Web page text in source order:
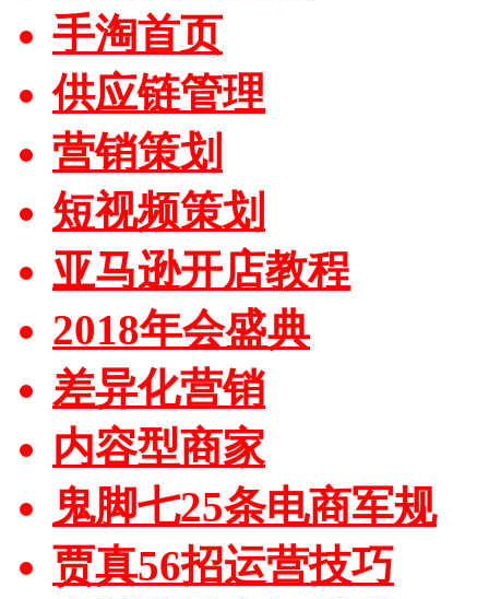
手淘首页
供应链管理
营销策划
短视频策划
亚马逊开店教程
2018年会盛典
差异化营销
内容型商家
鬼脚七25条电商军规
贾真56招运营技巧